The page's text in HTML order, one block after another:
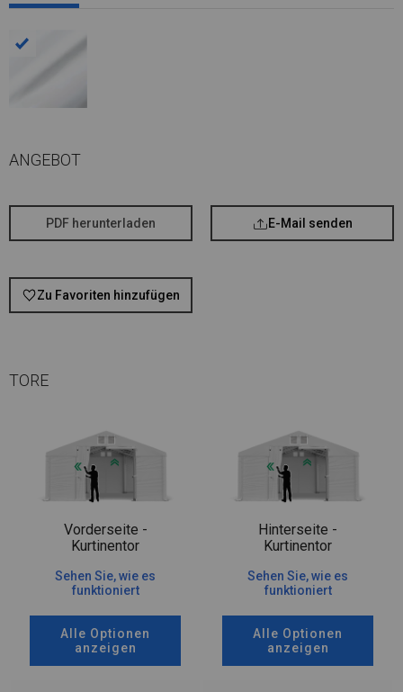
ANGEBOT
PDF herunterladen E-Mail senden
Zu Favoriten hinzufügen
TORE
Vorderseite -
Kurtinentor
Sehen Sie, wie es
funktioniert
Alle Optionen
anzeigen
Hinterseite -
Kurtinentor
Sehen Sie, wie es
funktioniert
Alle Optionen
anzeigen